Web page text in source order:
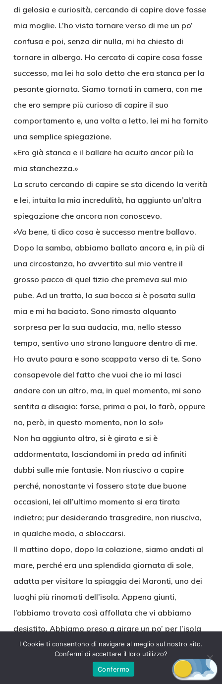
di gelosia e curiosità, cercando di capire dove fosse
mia moglie. L’ho vista tornare verso di me un po’
confusa e poi, senza dir nulla, mi ha chiesto di
tornare in albergo. Ho cercato di capire cosa fosse
successo, ma lei ha solo detto che era stanca per la
pesante giornata. Siamo tornati in camera, con me
che ero sempre più curioso di capire il suo
comportamento e, una volta a letto, lei mi ha fornito
una semplice spiegazione.
«Ero già stanca e il ballare ha acuito ancor più la
mia stanchezza.»
La scruto cercando di capire se sta dicendo la verità
e lei, intuita la mia incredulità, ha aggiunto un’altra
spiegazione che ancora non conoscevo.
«Va bene, ti dico cosa è successo mentre ballavo.
Dopo la samba, abbiamo ballato ancora e, in più di
una circostanza, ho avvertito sul mio ventre il
grosso pacco di quel tizio che premeva sul mio
pube. Ad un tratto, la sua bocca si è posata sulla
mia e mi ha baciato. Sono rimasta alquanto
sorpresa per la sua audacia, ma, nello stesso
tempo, sentivo uno strano languore dentro di me.
Ho avuto paura e sono scappata verso di te. Sono
consapevole del fatto che vuoi che io mi lasci
andare con un altro, ma, in quel momento, mi sono
sentita a disagio: forse, prima o poi, lo farò, oppure
no, però, in questo momento, non lo so!»
Non ha aggiunto altro, si è girata e si è
addormentata, lasciandomi in preda ad infiniti
dubbi sulle mie fantasie. Non riuscivo a capire
perché, nonostante vi fossero state due buone
occasioni, lei all’ultimo momento si era tirata
indietro; pur desiderando trasgredire, non riusciva,
in qualche modo, a sbloccarsi.
Il mattino dopo, dopo la colazione, siamo andati al
mare, perché era una splendida giornata di sole,
adatta per visitare la spiaggia dei Maronti, uno dei
luoghi più rinomati dell’isola. Appena giunti,
l’abbiamo trovata così affollata che vi abbiamo
desistito. Abbiamo preso a girare un po’ per l’isola
alla ricerca di un posto con un po’ meno di gente e,
senza rendercene conto, ci siamo ritrovati davanti
al porto di Forio, dove abbiamo deciso di fermarci
I Cookie ti consentono di navigare al meglio sul nostro sito.
Confermi di accettare il loro utilizzo?
Confermo